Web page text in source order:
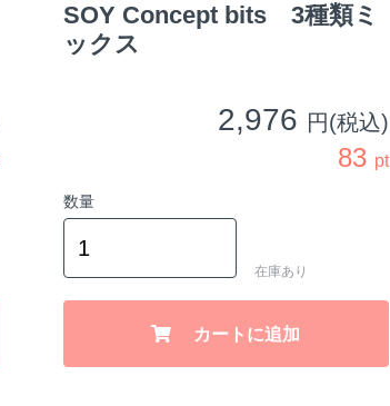
SOY Concept bits 3種類ミ
ックス
2,976 円(税込)
83 pt
数量
在庫あり
カートに追加